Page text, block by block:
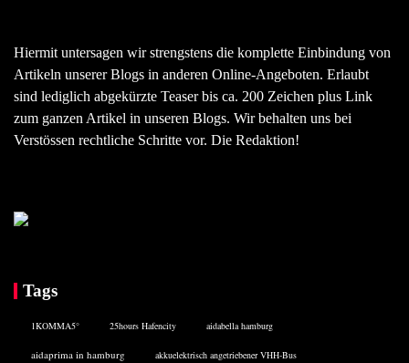
Hiermit untersagen wir strengstens die komplette Einbindung von
Artikeln unserer Blogs in anderen Online-Angeboten. Erlaubt
sind lediglich abgekürzte Teaser bis ca. 200 Zeichen plus Link
zum ganzen Artikel in unseren Blogs. Wir behalten uns bei
Verstössen rechtliche Schritte vor. Die Redaktion!
Tags
1KOMMA5° 25hours Hafencity aidabella hamburg
aidaprima in hamburg akkuelektrisch angetriebener VHH-Bus